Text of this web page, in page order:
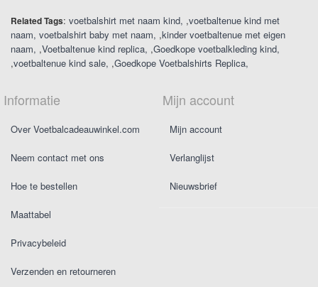
Related Tags: voetbalshirt met naam kind ,voetbaltenue kind met
naam voetbalshirt baby met naam ,kinder voetbaltenue met eigen
naam ,Voetbaltenue kind replica ,Goedkope voetbalkleding kind
,voetbaltenue kind sale ,Goedkope Voetbalshirts Replica
Informatie
Over Voetbalcadeauwinkel.com
Neem contact met ons
Hoe te bestellen
Maattabel
Privacybeleid
Verzenden en retourneren
Mijn account
Mijn account
Verlanglijst
Nieuwsbrief